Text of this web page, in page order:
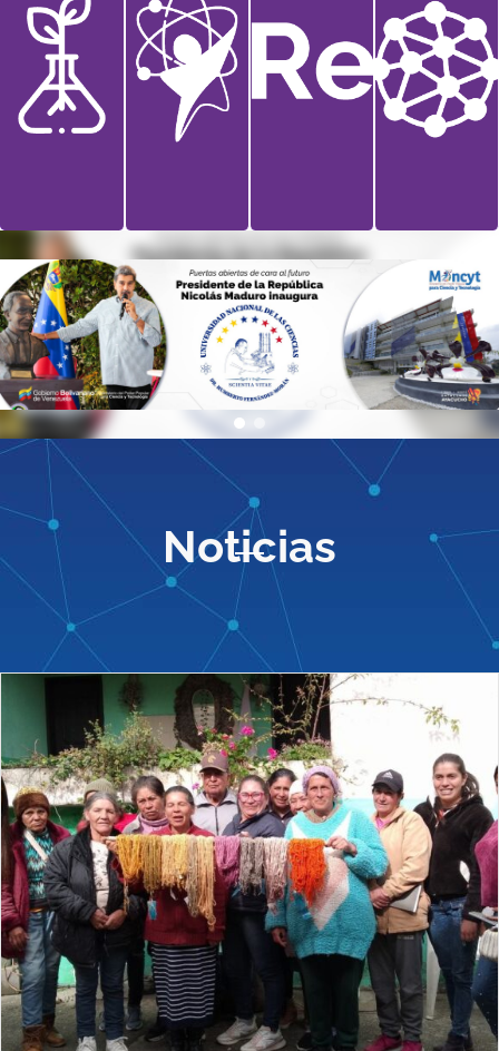
Alianza
Cientifico
Campesina
Semillero
Cientifico
Redes
Casa
de
los
Saberes
Noticias